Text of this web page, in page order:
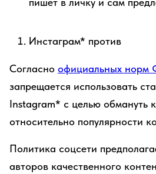
Инстаграм* против
Согласно официальных норм
запрещается использовать
Instagram* с целью обмануть
относительно популярности
Политика соцсети
авторов качественного